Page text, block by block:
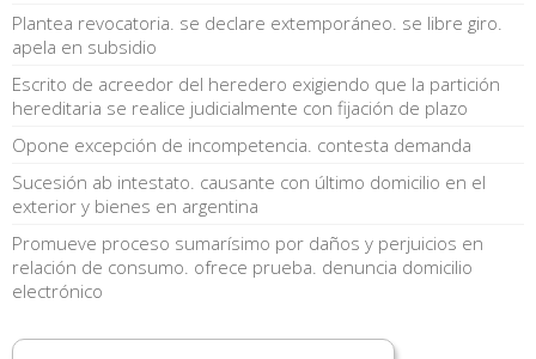
Plantea revocatoria. se declare extemporáneo. se libre giro.
apela en subsidio
Escrito de acreedor del heredero exigiendo que la partición
hereditaria se realice judicialmente con fijación de plazo
Opone excepción de incompetencia. contesta demanda
Sucesión ab intestato. causante con último domicilio en el
exterior y bienes en argentina
Promueve proceso sumarísimo por daños y perjuicios en
relación de consumo. ofrece prueba. denuncia domicilio
electrónico